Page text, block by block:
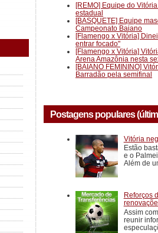
[REMO] Equipe do
estadual
[BASQUETE] Equipe
Campeonato Baiano
[Flamengo x Vitória]
entrar focado"
[Flamengo x Vitória]
Arena Amazônia nesta
[BAIANO FEMININO]
Barradão pela semifinal
Postagens populares
Vitória
Estão
e o
Além de
Reforços
Assim
reunir